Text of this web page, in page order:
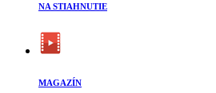
NA STIAHNUTIE
MAGAZÍN